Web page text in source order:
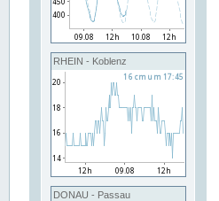
RHEIN - Koblenz
DONAU - Passau